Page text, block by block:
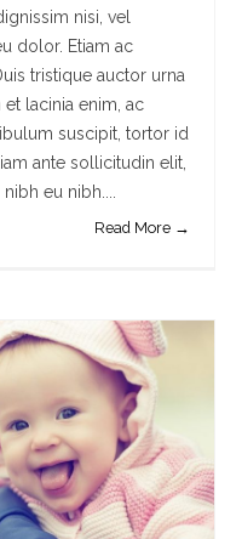
nisi, vel
dolor. Etiam ac
tristique auctor urna
lacinia enim, ac
suscipit, tortor id
ante sollicitudin elit,
eu nibh....
Read More →